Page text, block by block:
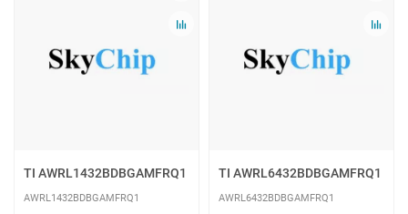
TI AWRL1432BDBGAMFRQ1
AWRL1432BDBGAMFRQ1
TI AWRL6432BDBGAMFRQ1
AWRL6432BDBGAMFRQ1